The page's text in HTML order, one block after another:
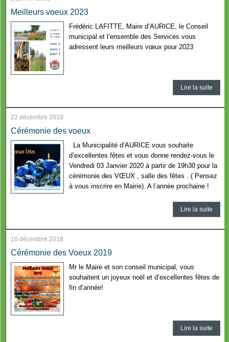
Meilleurs voeux 2023
Frédéric LAFITTE, Maire d’AURICE, le Conseil
municipal et l’ensemble des Services vous
adressent leurs meilleurs vœux pour 2023
Lire la suite
22 décembre 2019
Cérémonie des voeux
La Municipalité d’AURICE vous souhaite
d’excellentes fêtes et vous donne rendez-vous le
Vendredi 03 Janvier 2020 à partir de 19h30 pour la
cérémonie des VŒUX , salle des fêtes . ( Pensez
à vous inscrire en Mairie). A l’année prochaine !
Lire la suite
16 décembre 2018
Cérémonie des Voeux 2019
Mr le Maire et son conseil municipal, vous
souhaitent un joyeux noël et d’excellentes fêtes de
fin d’année!
Lire la suite